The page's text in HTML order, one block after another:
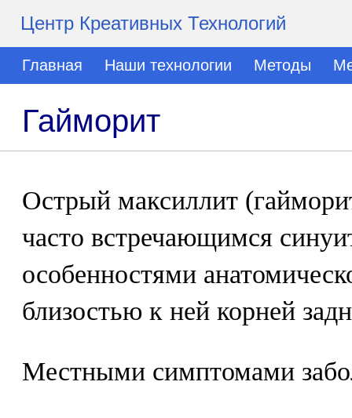
Центр Креативных Технологий
Главная Наши технологии Методы
Гайморит
Острый максиллит
часто встречающимся
особенностями
близостью к ней корней
Местными симптомами